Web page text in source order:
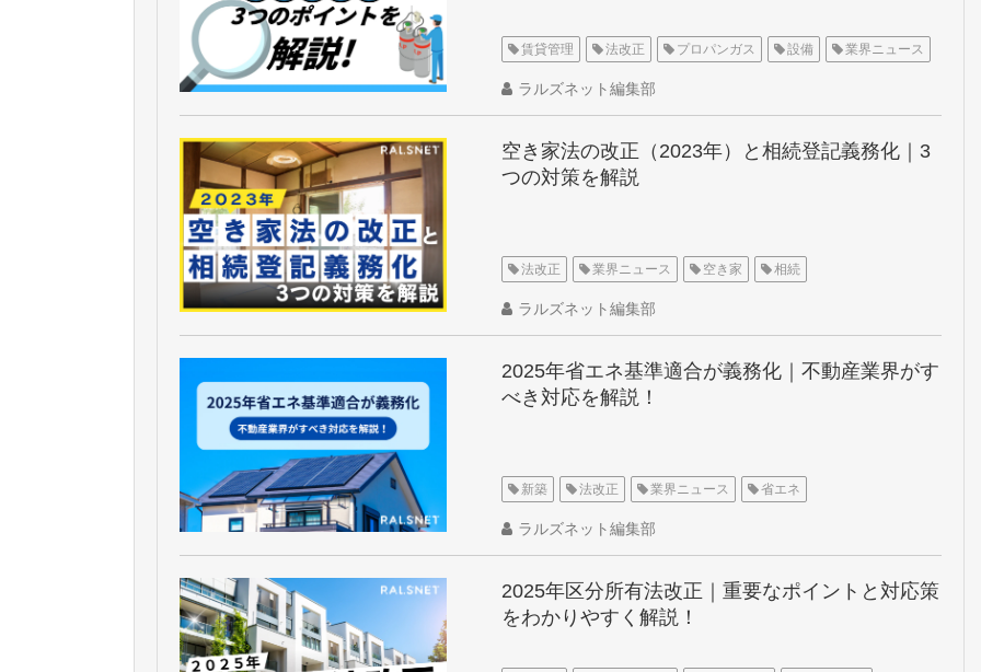
賃貸管理 法改正 プロパンガス 設備 業界ニュース
ラルズネット編集部
空き家法の改正（2023年）と相続登記義務化｜3
つの対策を解説
法改正 業界ニュース 空き家 相続
ラルズネット編集部
2025年省エネ基準適合が義務化｜不動産業界がす
べき対応を解説！
新築 法改正 業界ニュース 省エネ
ラルズネット編集部
2025年区分所有法改正｜重要なポイントと対応策
をわかりやすく解説！